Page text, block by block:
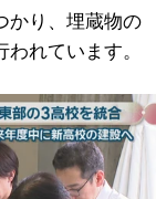
かり、埋蔵物の
れています。